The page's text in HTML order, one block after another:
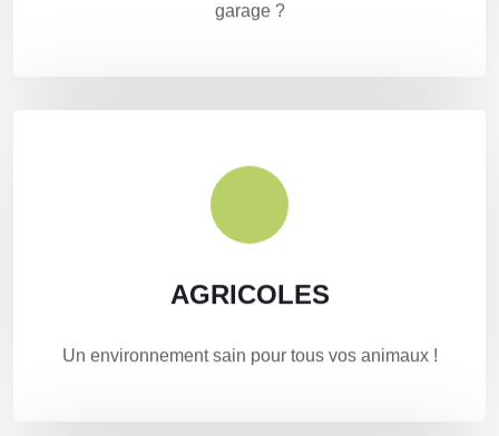
garage ?
AGRICOLES
Un environnement sain pour tous vos animaux !
AGRICOLES
Construction de bâtiments d'élevage, étable et